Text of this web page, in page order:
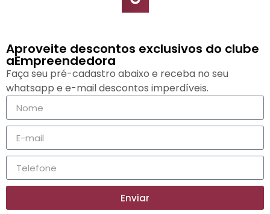
Aproveite descontos exclusivos do clube
aEmpreendedora
Faça seu pré-cadastro abaixo e receba no seu
whatsapp e e-mail descontos imperdíveis.
Enviar